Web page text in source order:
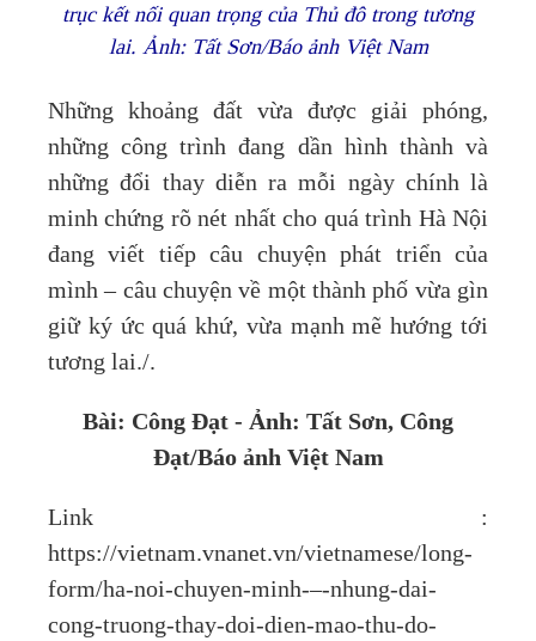
trục kết nối quan trọng của Thủ đô trong tương
lai. Ảnh: Tất Sơn/Báo ảnh Việt Nam
Những khoảng đất vừa được giải phóng,
những công trình đang dần hình thành và
những đổi thay diễn ra mỗi ngày chính là
minh chứng rõ nét nhất cho quá trình Hà Nội
đang viết tiếp câu chuyện phát triển của
mình – câu chuyện về một thành phố vừa gìn
giữ ký ức quá khứ, vừa mạnh mẽ hướng tới
tương lai./.
Bài: Công Đạt - Ảnh: Tất Sơn, Công
Đạt/Báo ảnh Việt Nam
Link :
https://vietnam.vnanet.vn/vietnamese/long-
form/ha-noi-chuyen-minh-–-nhung-dai-
cong-truong-thay-doi-dien-mao-thu-do-